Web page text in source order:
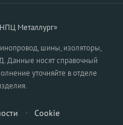
Металлург»
шины, изоляторы,
Данные носят справочный
уточняйте в отделе
· Cookie